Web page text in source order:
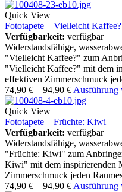
Quick View
Fototapete – Vielleicht Kaffee?
Verfügbarkeit: verfügbar
Widerstandsfähige,
"Vielleicht Kaffee?" zum
"Vielleicht Kaffee?" mit dem
effektiven Zimmerschmuck
74,90 € – 94,90 € Ausführung
Quick View
Fototapete – Früchte: Kiwi
Verfügbarkeit: verfügbar
Widerstandsfähige,
"Früchte: Kiwi" zum
Kiwi" mit dem inspirierenden
Zimmerschmuck jeden
74,90 € – 94,90 € Ausführung